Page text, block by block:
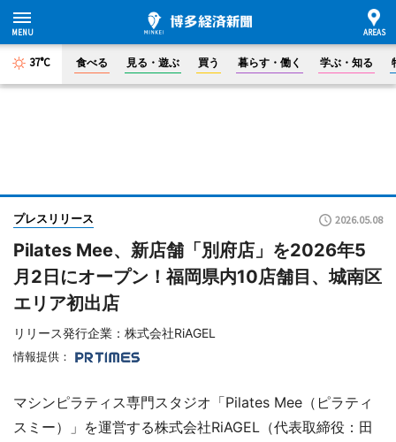
37°C 食べる 見る・遊ぶ 買う 暮らす・働く 学ぶ・知る
プレスリリース 2026.05.08
Pilates Mee、新店舗「別府店」を2026年5
月2日にオープン！福岡県内10店舗目、城南区
エリア初出店
リリース発行企業：株式会社RiAGEL
情報提供：
マシンピラティス専門スタジオ「Pilates Mee（ピラティ
スミー）」を運営する株式会社RiAGEL（代表取締役：田